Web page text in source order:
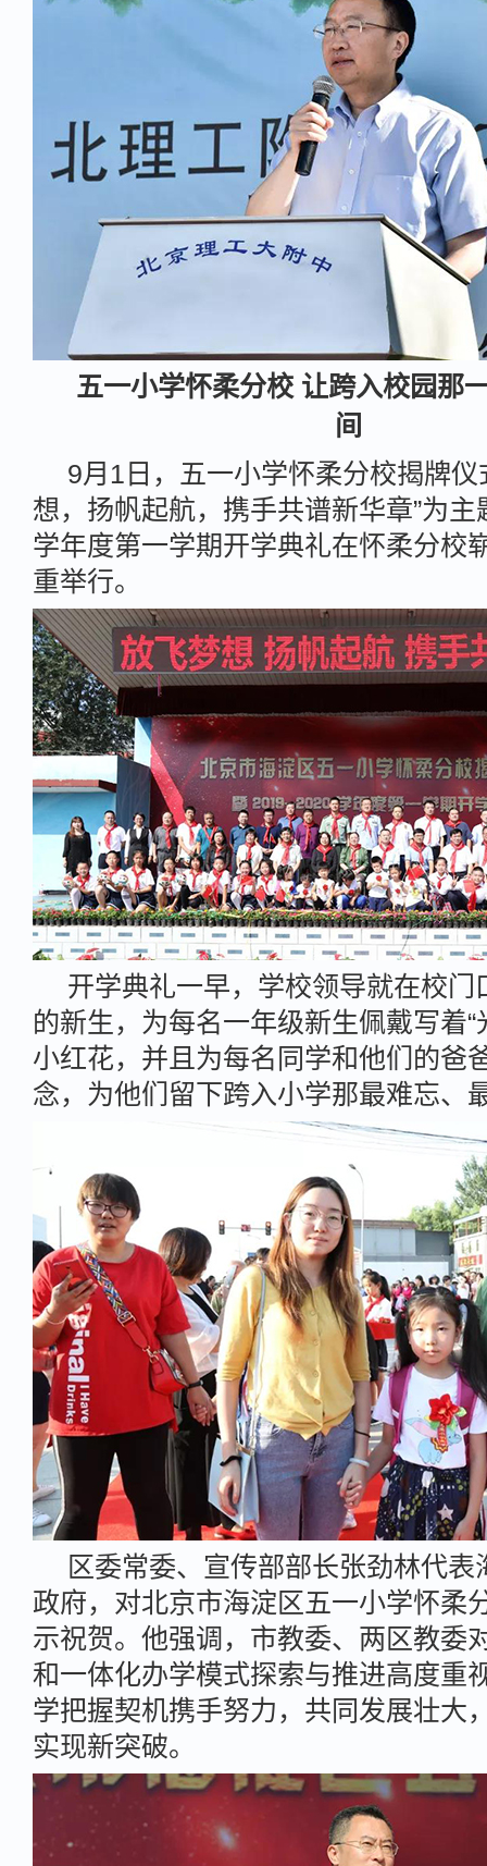
五一小学怀柔分校 让跨入校园那
间
9月1日，五一小学怀柔分校揭牌仪
想，扬帆起航，携手共谱新华章”为
学年度第一学期开学典礼在怀柔分校
重举行。
开学典礼一早，学校领导就在校门
的新生，为每名一年级新生佩戴写着“
小红花，并且为每名同学和他们的爸
念，为他们留下跨入小学那最难忘、
区委常委、宣传部部长张劲林代表
政府，对北京市海淀区五一小学怀柔
示祝贺。他强调，市教委、两区教委
和一体化办学模式探索与推进高度重
学把握契机携手努力，共同发展壮大
实现新突破。